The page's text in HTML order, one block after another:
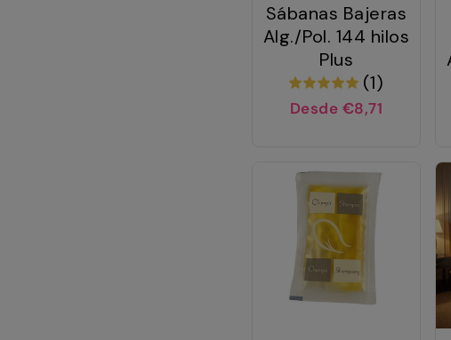
Sábanas Bajeras
Alg./Pol. 144 hilos
Plus
(1)
Desde €8,71